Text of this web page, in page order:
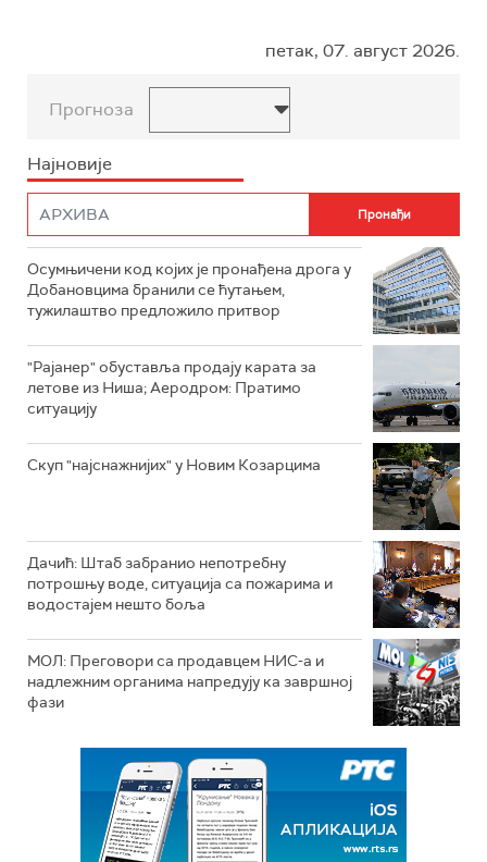
петак, 07. август 2026.
Прогноза
Најновије
Осумњичени код којих је пронађена дрога у
Добановцима бранили се ћутањем,
тужилаштво предложило притвор
"Рајанер" обуставља продају карата за
летове из Ниша; Аеродром: Пратимо
ситуацију
Скуп "најснажнијих" у Новим Козарцима
Дачић: Штаб забранио непотребну
потрошњу воде, ситуација са пожарима и
водостајем нешто боља
МОЛ: Преговори са продавцем НИС-а и
надлежним органима напредују ка завршној
фази